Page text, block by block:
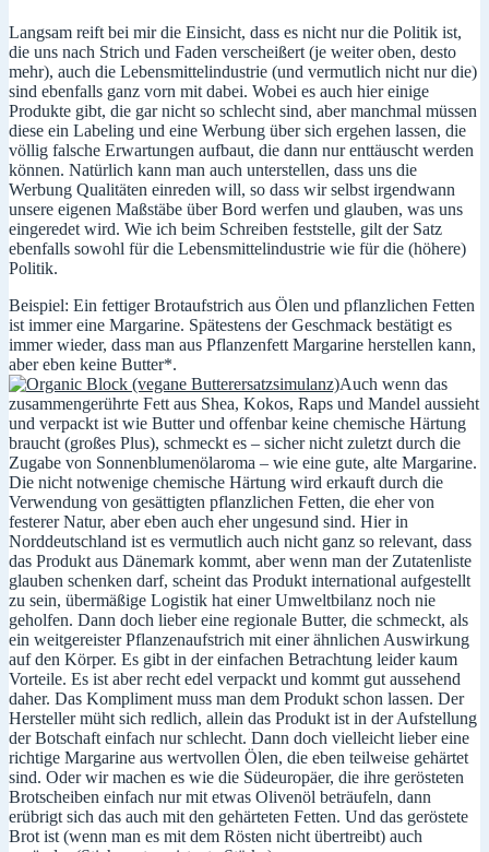
Langsam reift bei mir die Einsicht, dass es nicht nur die Politik ist,
die uns nach Strich und Faden verscheißert (je weiter oben, desto
mehr), auch die Lebensmittelindustrie (und vermutlich nicht nur die)
sind ebenfalls ganz vorn mit dabei. Wobei es auch hier einige
Produkte gibt, die gar nicht so schlecht sind, aber manchmal müssen
diese ein Labeling und eine Werbung über sich ergehen lassen, die
völlig falsche Erwartungen aufbaut, die dann nur enttäuscht werden
können. Natürlich kann man auch unterstellen, dass uns die
Werbung Qualitäten einreden will, so dass wir selbst irgendwann
unsere eigenen Maßstäbe über Bord werfen und glauben, was uns
eingeredet wird. Wie ich beim Schreiben feststelle, gilt der Satz
ebenfalls sowohl für die Lebensmittelindustrie wie für die (höhere)
Politik.
Beispiel: Ein fettiger Brotaufstrich aus Ölen und pflanzlichen Fetten
ist immer eine Margarine. Spätestens der Geschmack bestätigt es
immer wieder, dass man aus Pflanzenfett Margarine herstellen kann,
aber eben keine Butter*.
Auch wenn das
zusammengerührte Fett aus Shea, Kokos, Raps und Mandel aussieht
und verpackt ist wie Butter und offenbar keine chemische Härtung
braucht (großes Plus), schmeckt es – sicher nicht zuletzt durch die
Zugabe von Sonnenblumenölaroma – wie eine gute, alte Margarine.
Die nicht notwenige chemische Härtung wird erkauft durch die
Verwendung von gesättigten pflanzlichen Fetten, die eher von
festerer Natur, aber eben auch eher ungesund sind. Hier in
Norddeutschland ist es vermutlich auch nicht ganz so relevant, dass
das Produkt aus Dänemark kommt, aber wenn man der Zutatenliste
glauben schenken darf, scheint das Produkt international aufgestellt
zu sein, übermäßige Logistik hat einer Umweltbilanz noch nie
geholfen. Dann doch lieber eine regionale Butter, die schmeckt, als
ein weitgereister Pflanzenaufstrich mit einer ähnlichen Auswirkung
auf den Körper. Es gibt in der einfachen Betrachtung leider kaum
Vorteile. Es ist aber recht edel verpackt und kommt gut aussehend
daher. Das Kompliment muss man dem Produkt schon lassen. Der
Hersteller müht sich redlich, allein das Produkt ist in der Aufstellung
der Botschaft einfach nur schlecht. Dann doch vielleicht lieber eine
richtige Margarine aus wertvollen Ölen, die eben teilweise gehärtet
sind. Oder wir machen es wie die Südeuropäer, die ihre gerösteten
Brotscheiben einfach nur mit etwas Olivenöl beträufeln, dann
erübrigt sich das auch mit den gehärteten Fetten. Und das geröstete
Brot ist (wenn man es mit dem Rösten nicht übertreibt) auch